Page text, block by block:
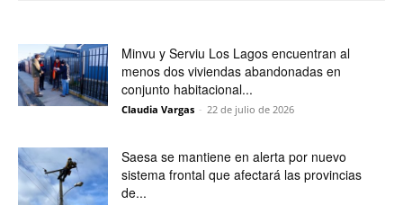
Minvu y Serviu Los Lagos encuentran al
menos dos viviendas abandonadas en
conjunto habitacional...
Claudia Vargas - 22 de julio de 2026
Saesa se mantiene en alerta por nuevo
sistema frontal que afectará las provincias
de...